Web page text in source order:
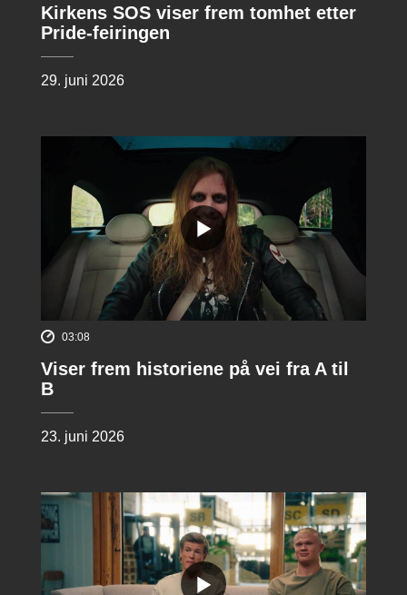
Kirkens SOS viser frem tomhet etter
Pride-feiringen
29. juni 2026
03:08
Viser frem historiene på vei fra A til
B
23. juni 2026